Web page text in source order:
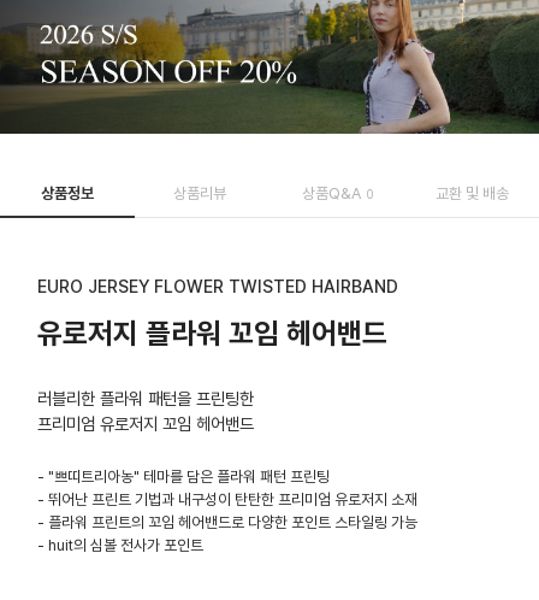
상품정보 상품리뷰 상품Q&A 0 교환 및 배송
EURO JERSEY FLOWER TWISTED HAIRBAND
유로저지 플라워 꼬임 헤어밴드
러블리한 플라워 패턴을 프린팅한
프리미엄 유로저지 꼬임 헤어밴드
- "쁘띠트리아농" 테마를 담은 플라워 패턴 프린팅
- 뛰어난 프린트 기법과 내구성이 탄탄한 프리미엄 유로저지 소재
- 플라워 프린트의 꼬임 헤어밴드로 다양한 포인트 스타일링 가능
- huit의 심볼 전사가 포인트